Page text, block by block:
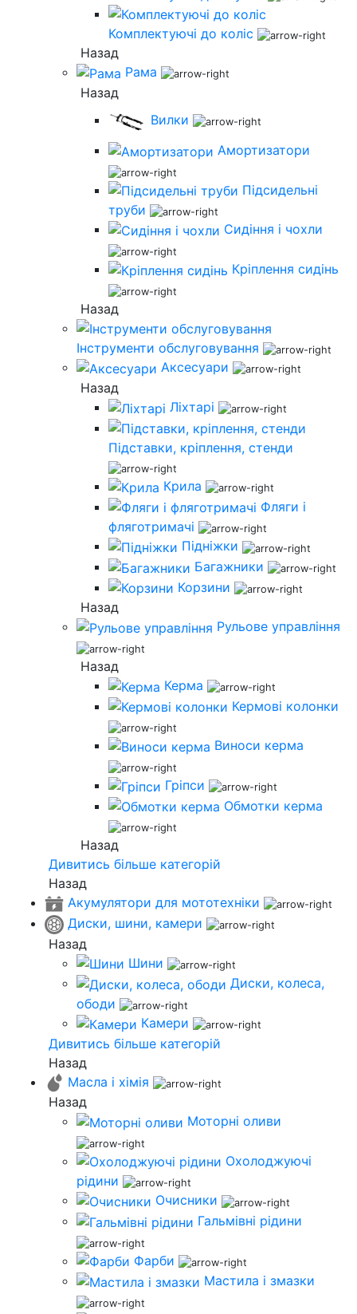
Комплектуючі до коліс
Назад
Рама
Назад
Вилки
Амортизатори
Підсидельні
труби
Сидіння і чохли
Кріплення сидінь
Назад
Інструменти обслуговування
Аксесуари
Назад
Ліхтарі
Підставки, кріплення, стенди
Крила
Фляги і
фляготримачі
Підніжки
Багажники
Корзини
Назад
Рульове управління
Назад
Керма
Кермові колонки
Виноси керма
Гріпси
Обмотки керма
Назад
Дивитись більше категорій
Назад
Акумулятори для мототехніки
Диски, шини, камери
Назад
Шини
Диски, колеса,
ободи
Камери
Дивитись більше категорій
Назад
Масла і хімія
Назад
Моторні оливи
Охолоджуючі
рідини
Очисники
Гальмівні рідини
Фарби
Мастила і змазки